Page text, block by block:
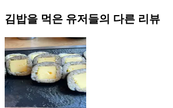
김밥을 먹은 유저들의 다른 리뷰